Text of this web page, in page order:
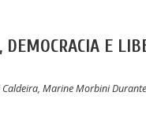
DEMOCRACIA E
Caldeira, Marine Morbini Durante